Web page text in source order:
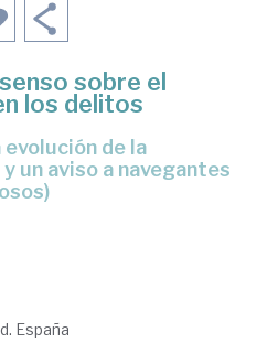
sobre el
los delitos
un aviso a navegantes
España